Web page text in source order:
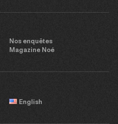
Nos enquêtes
Magazine Noé
English